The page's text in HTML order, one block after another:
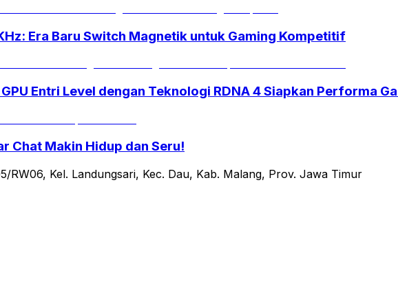
Era Baru Switch Magnetik untuk Gaming Kompetitif
Entri Level dengan Teknologi RDNA 4 Siapkan Performa
Chat Makin Hidup dan Seru!
RW06, Kel. Landungsari, Kec. Dau, Kab. Malang, Prov. Jawa Timur